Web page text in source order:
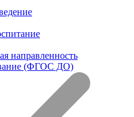
направленность
(ФГОС ДО)